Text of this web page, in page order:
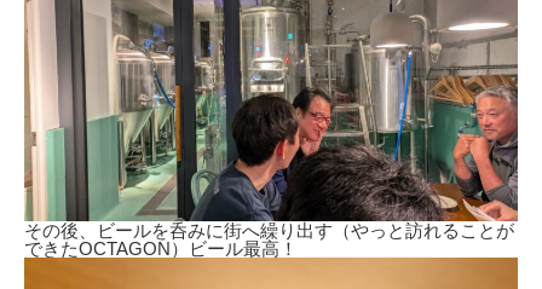
その後、ビールを呑みに街へ繰り出す（やっと訪れることが
できたOCTAGON）ビール最高！